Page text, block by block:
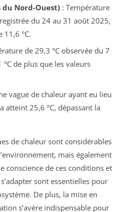
Nord-Ouest): Température
du 24 au 31 août 2025,
11,6 °C.
de 29,3 °C observée du 7
de plus que les valeurs
vague de chaleur ayant eu lieu
atteint 25,6 °C, dépassant la
de chaleur sont considérables
mais également
conscience de ces conditions et
sont essentielles pour
De plus, la mise en
s’avère indispensable pour